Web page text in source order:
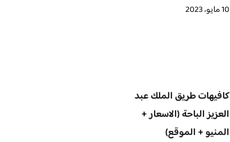
10 مايو، 2023
كافيهات طريق الملك عبد
العزيز الباحة (الاسعار +
المنيو + الموقع)